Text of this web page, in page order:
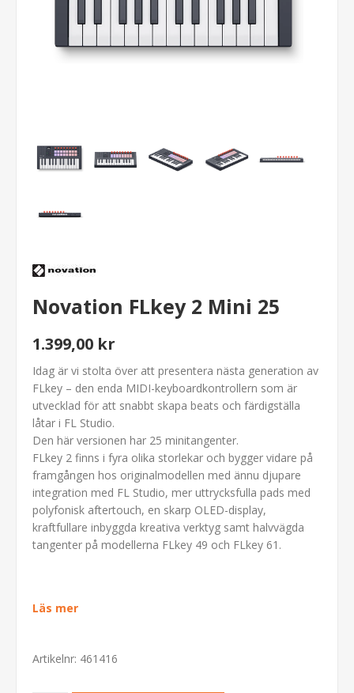
Novation FLkey 2 Mini 25
1.399,00 kr
Idag är vi stolta över att presentera nästa generation av
FLkey – den enda MIDI-keyboardkontrollern som är
utvecklad för att snabbt skapa beats och färdigställa
låtar i FL Studio.
Den här versionen har 25 minitangenter.
FLkey 2 finns i fyra olika storlekar och bygger vidare på
framgången hos originalmodellen med ännu djupare
integration med FL Studio, mer uttrycksfulla pads med
polyfonisk aftertouch, en skarp OLED-display,
kraftfullare inbyggda kreativa verktyg samt halvvägda
tangenter på modellerna FLkey 49 och FLkey 61.
Läs mer
Artikelnr: 461416